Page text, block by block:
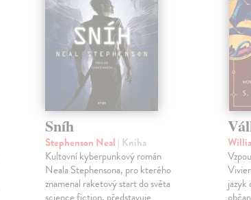
Sníh
Stephenson Neal | Kniha
Kultovní kyberpunkový román
Neala Stephensona, pro kterého
znamenal raketový start do světa